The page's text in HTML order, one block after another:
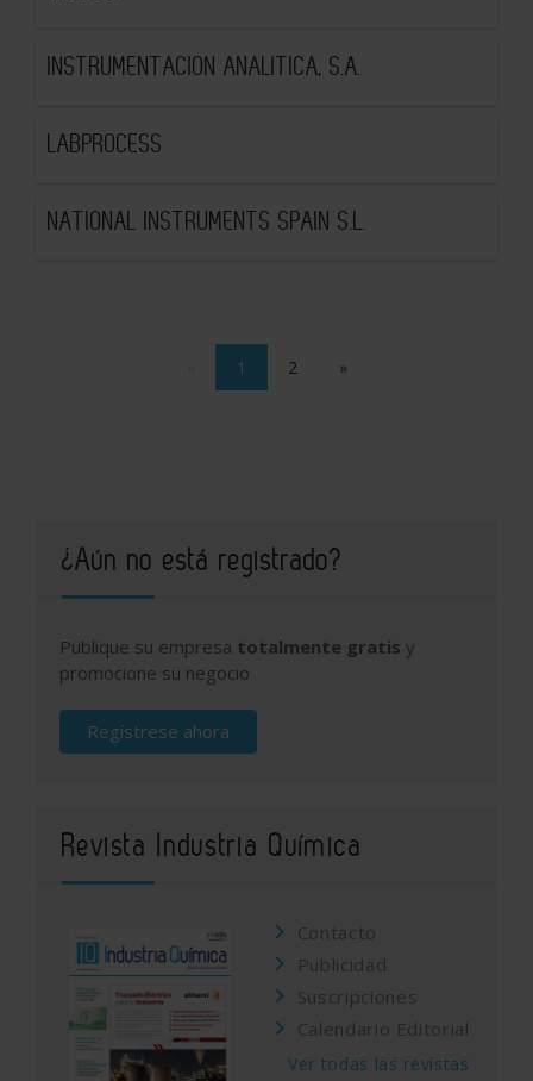
INSTRUMENTACION ANALITICA, S.A.
LABPROCESS
NATIONAL INSTRUMENTS SPAIN S.L.
1 2 »
¿Aún no está registrado?
Publique su empresa totalmente gratis y
promocione su negocio
Regístrese ahora
Revista Industria Química
Contacto
Publicidad
Suscripciones
Calendario Editorial
Ver todas las revistas